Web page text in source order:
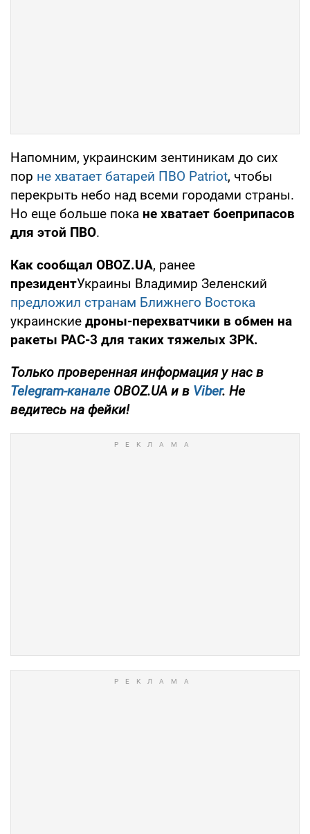
Напомним, украинским зентиникам до сих
пор не хватает батарей ПВО Patriot, чтобы
перекрыть небо над всеми городами страны.
Но еще больше пока не хватает боеприпасов
для этой ПВО.
Как сообщал OBOZ.UA, ранее
президентУкраины Владимир Зеленский
предложил странам Ближнего Востока
украинские дроны-перехватчики в обмен на
ракеты PAC-3 для таких тяжелых ЗРК.
Только проверенная информация у нас в
Telegram-канале OBOZ.UA и в Viber. Не
ведитесь на фейки!